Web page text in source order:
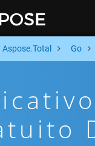
Aspose.Total Go